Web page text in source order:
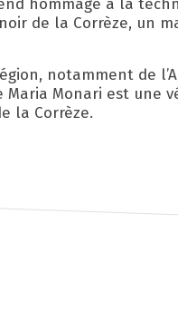
hommage à la
de la Corrèze, un
notamment de
Maria Monari est une
la Corrèze.